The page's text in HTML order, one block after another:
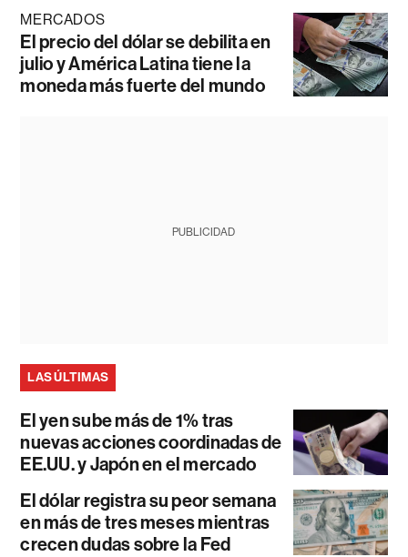
MERCADOS
El precio del dólar se debilita en
julio y América Latina tiene la
moneda más fuerte del mundo
PUBLICIDAD
LAS ÚLTIMAS
El yen sube más de 1% tras
nuevas acciones coordinadas de
EE.UU. y Japón en el mercado
El dólar registra su peor semana
en más de tres meses mientras
crecen dudas sobre la Fed